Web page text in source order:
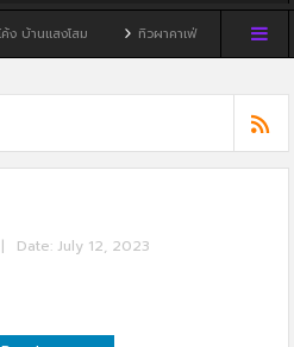
ทิวผาคาเฟ่ บ้านพิพิธภัณฑ์ไทดำ
|
Date: July 12, 2023